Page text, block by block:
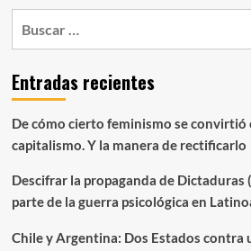
Clase
Entradas recientes
De cómo cierto feminismo se convirtió
capitalismo. Y la manera de rectificarlo
Descifrar la propaganda de Dictaduras
parte de la guerra psicológica en
Chile y Argentina: Dos Estados